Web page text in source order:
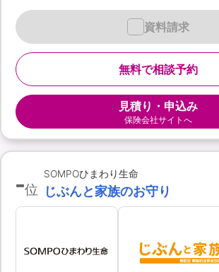
無料で相談予約
資料請求
見積り・申込み
保険会社サイトへ
-位
SOMPOひまわり生命
じぶんと家族のお守り